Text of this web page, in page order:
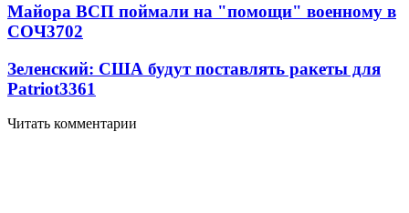
Майора ВСП поймали на "помощи" военному в
СОЧ3702
Зеленский: США будут поставлять ракеты для
Patriot3361
Читать комментарии